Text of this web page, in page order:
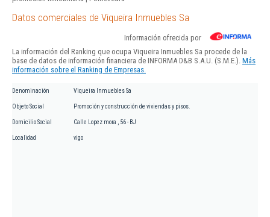
Datos comerciales de Viqueira Inmuebles Sa
Información ofrecida por
La información del Ranking que ocupa Viqueira Inmuebles Sa procede de la
base de datos de información financiera de INFORMA D&B S.A.U. (S.M.E.). Más
información sobre el Ranking de Empresas.
Denominación Viqueira Inmuebles Sa
Objeto Social Promoción y construcción de viviendas y pisos.
Domicilio Social Calle Lopez mora , 56 - BJ
Localidad vigo